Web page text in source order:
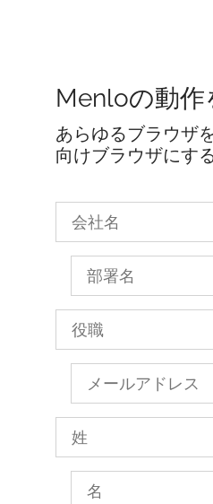
Menloの動作
あらゆるブラウザ
向けブラウザにす